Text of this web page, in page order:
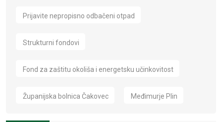
Prijavite nepropisno odbačeni otpad
Strukturni fondovi
Fond za zaštitu okoliša i energetsku učinkovitost
Županijska bolnica Čakovec Međimurje Plin